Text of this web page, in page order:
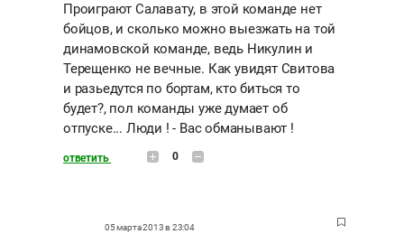
Проиграют Салавату, в этой команде нет
бойцов, и сколько можно выезжать на той
динамовской команде, ведь Никулин и
Терещенко не вечные. Как увидят Свитова
и разьедутся по бортам, кто биться то
будет?, пол команды уже думает об
отпуске... Люди ! - Вас обманывают !
ответить 0
05 марта 2013 в 23:04